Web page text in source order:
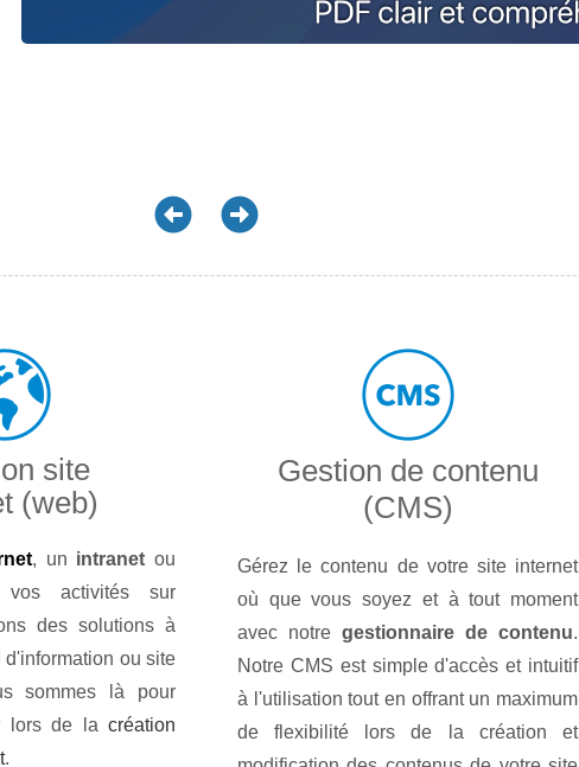
site
(web)
, un intranet ou
activités sur
des solutions à
ou site
sommes là pour
lors de la création
.
Gestion de contenu
(CMS)
Gérez le contenu de votre site internet
où que vous soyez et à tout moment
avec notre gestionnaire de contenu.
Notre CMS est simple d'accès et intuitif
à l'utilisation tout en offrant un maximum
de flexibilité lors de la création et